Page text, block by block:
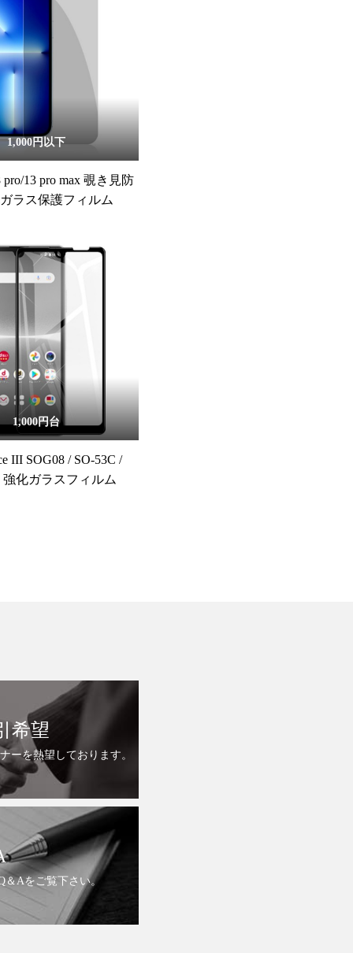
1,000円以下
pro/13 pro max 覗き見防
ラス保護フィルム
1,000円台
III SOG08 / SO-53C /
強化ガラスフィルム
希望
ーを熱望しております。
＆Aをご覧下さい。